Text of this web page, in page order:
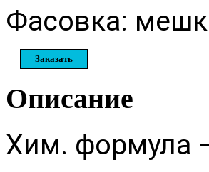
Фасовка:
Заказать
Описание
Хим. формула